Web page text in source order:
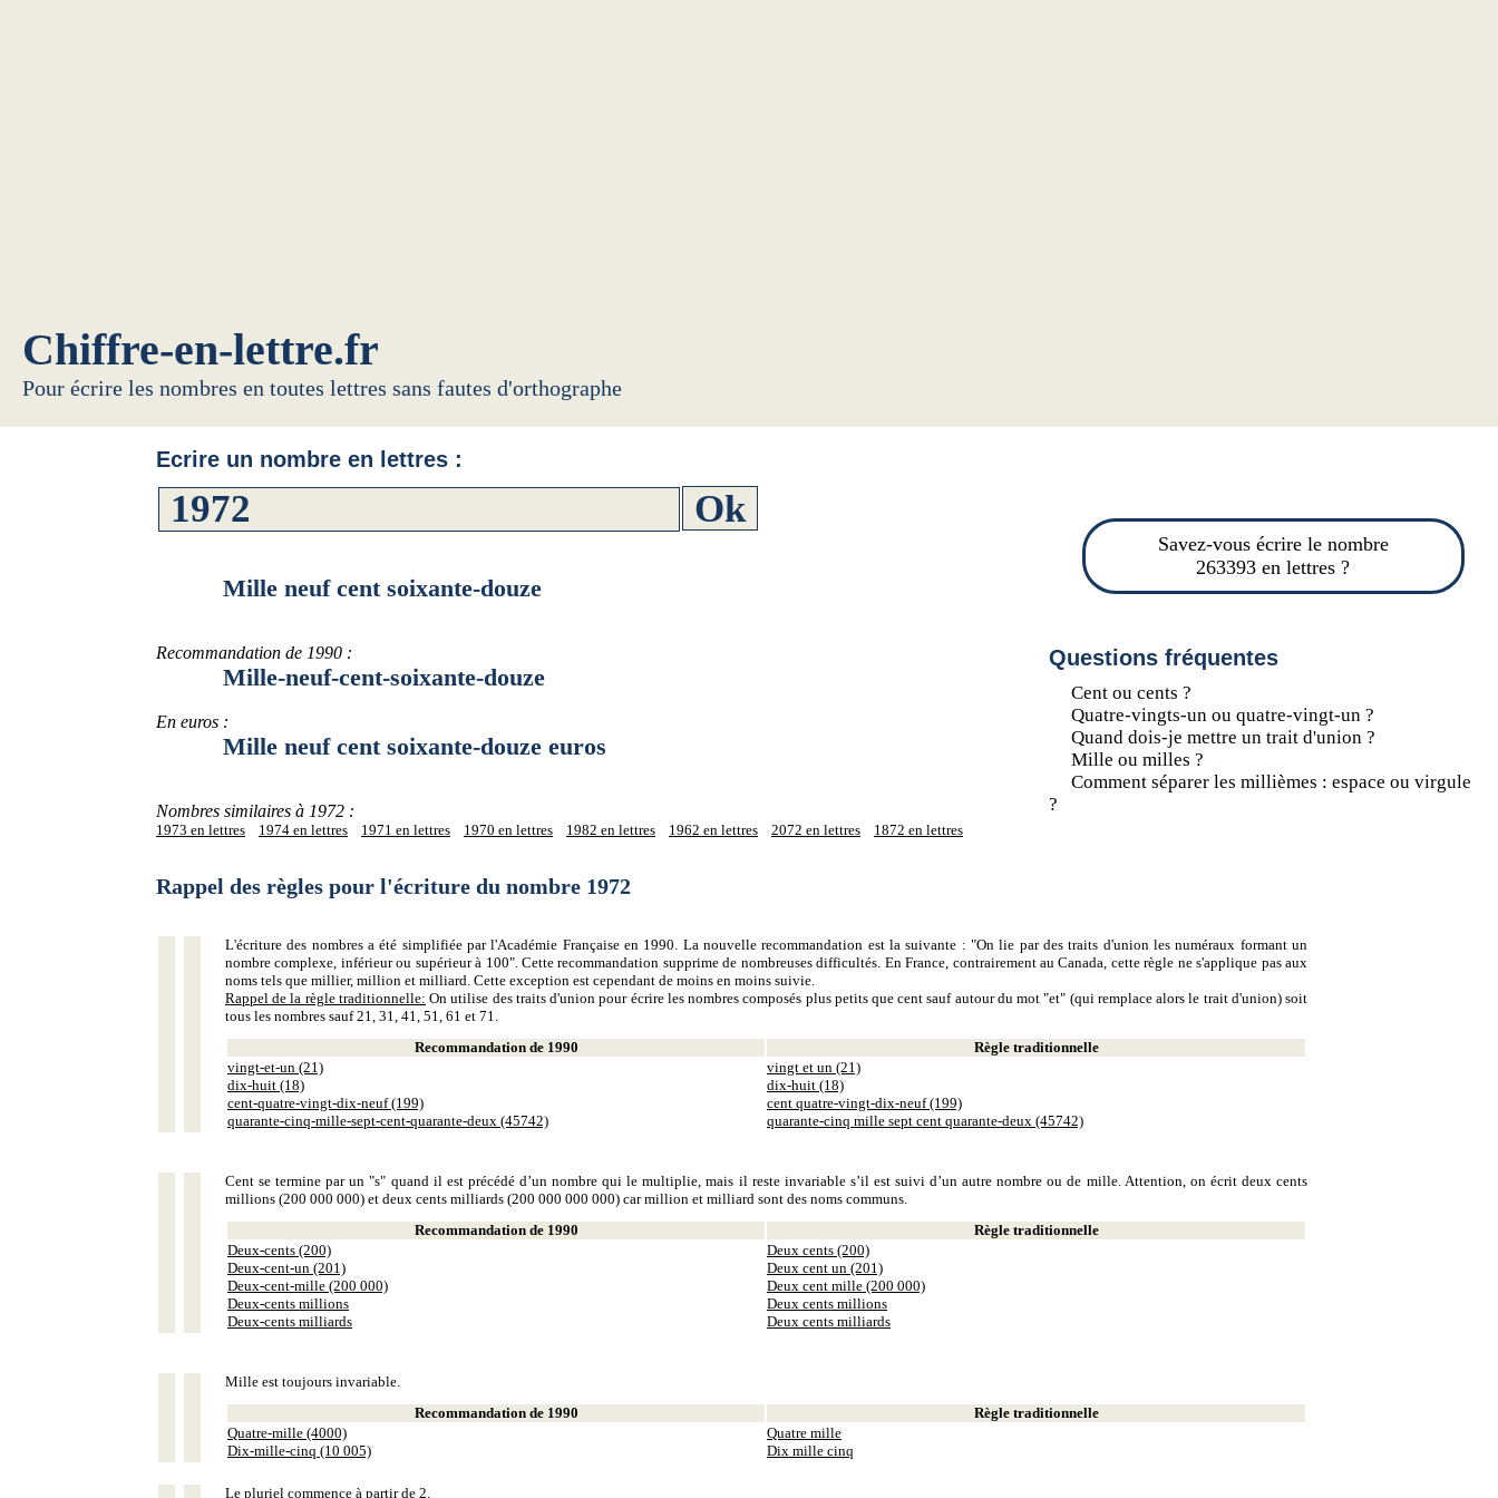
Chiffre-en-lettre.fr
Pour écrire les nombres en toutes lettres sans fautes d'orthographe
Savez-vous écrire le nombre
263393 en lettres ?
Questions fréquentes
Cent ou cents ?
Quatre-vingts-un ou quatre-vingt-un ?
Quand dois-je mettre un trait d'union ?
Mille ou milles ?
Comment séparer les millièmes : espace ou virgule
?
Ecrire un nombre en lettres :
Mille neuf cent soixante-douze
Recommandation de 1990 :
Mille-neuf-cent-soixante-douze
En euros :
Mille neuf cent soixante-douze euros
Nombres similaires à 1972 :
1973 en lettres 1974 en lettres 1971 en lettres 1970 en lettres 1982 en lettres 1962 en lettres 2072 en lettres 1872 en lettres
Rappel des règles pour l'écriture du nombre 1972
L'écriture des nombres a été simplifiée par l'Académie Française en 1990. La nouvelle recommandation est la suivante : "On lie par des traits d'union les numéraux formant un
nombre complexe, inférieur ou supérieur à 100". Cette recommandation supprime de nombreuses difficultés. En France, contrairement au Canada, cette règle ne s'applique pas aux
noms tels que millier, million et milliard. Cette exception est cependant de moins en moins suivie.
Rappel de la règle traditionnelle: On utilise des traits d'union pour écrire les nombres composés plus petits que cent sauf autour du mot "et" (qui remplace alors le trait d'union) soit
tous les nombres sauf 21, 31, 41, 51, 61 et 71.
Recommandation de 1990
Règle traditionnelle
vingt-et-un (21)
dix-huit (18)
cent-quatre-vingt-dix-neuf (199)
quarante-cinq-mille-sept-cent-quarante-deux (45742)
vingt et un (21)
dix-huit (18)
cent quatre-vingt-dix-neuf (199)
quarante-cinq mille sept cent quarante-deux (45742)
Cent se termine par un "s" quand il est précédé d’un nombre qui le multiplie, mais il reste invariable s’il est suivi d’un autre nombre ou de mille. Attention, on écrit deux cents
millions (200 000 000) et deux cents milliards (200 000 000 000) car million et milliard sont des noms communs.
Recommandation de 1990
Règle traditionnelle
Deux-cents (200)
Deux-cent-un (201)
Deux-cent-mille (200 000)
Deux-cents millions
Deux-cents milliards
Deux cents (200)
Deux cent un (201)
Deux cent mille (200 000)
Deux cents millions
Deux cents milliards
Mille est toujours invariable.
Recommandation de 1990
Règle traditionnelle
Quatre-mille (4000)
Dix-mille-cinq (10 005)
Quatre mille
Dix mille cinq
Le pluriel commence à partir de 2.